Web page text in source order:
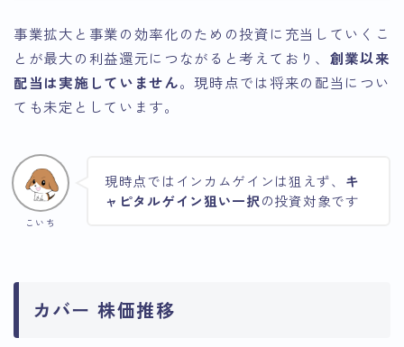
事業拡大と事業の効率化のための投資に充当していくこ
とが最大の利益還元につながると考えており、 創業以来
配当は実施していません。現時点では将来の配当につい
ても未定としています。
こいち
現時点ではインカムゲインは狙えず、 キ
ャピタルゲイン狙い一択の投資対象です
カバー 株価推移